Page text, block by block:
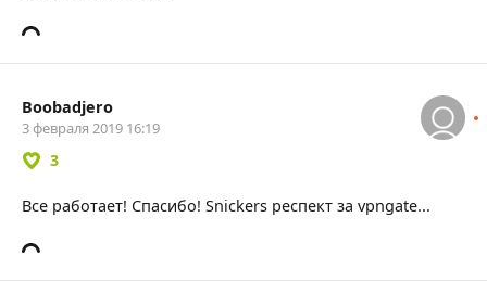
Boobadjero
3 февраля 2019 16:19
3
Все работает! Спасибо! Snickers респект за vpngate...